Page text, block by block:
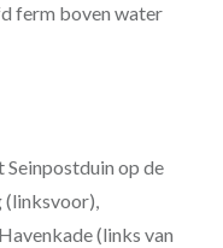
ferm boven water
op de
(linksvoor),
(links van